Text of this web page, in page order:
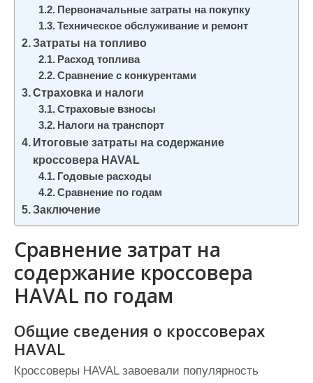
Первоначальные затраты на покупку
Техническое обслуживание и ремонт
Затраты на топливо
Расход топлива
Сравнение с конкурентами
Страховка и налоги
Страховые взносы
Налоги на транспорт
Итоговые затраты на содержание
кроссовера HAVAL
Годовые расходы
Сравнение по годам
Заключение
Сравнение затрат на
содержание кроссовера
HAVAL по годам
Общие сведения о кроссоверах
HAVAL
Кроссоверы HAVAL завоевали популярность